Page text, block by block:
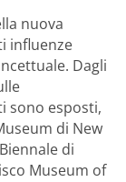
nuova
influenze
Dagli
sono esposti,
di New
di
Museum of